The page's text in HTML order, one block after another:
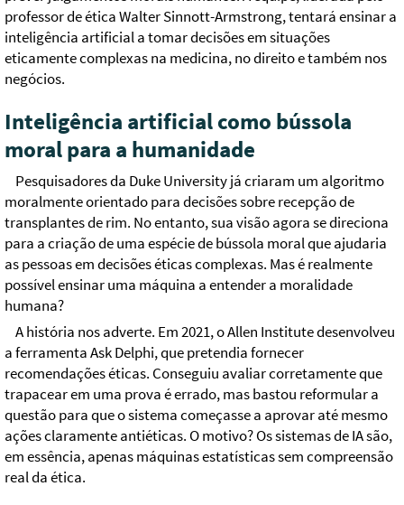
professor de ética Walter Sinnott-Armstrong, tentará ensinar a
inteligência artificial a tomar decisões em situações
eticamente complexas na medicina, no direito e também nos
negócios.
Inteligência artificial como bússola
moral para a humanidade
Pesquisadores da Duke University já criaram um algoritmo
moralmente orientado para decisões sobre recepção de
transplantes de rim. No entanto, sua visão agora se direciona
para a criação de uma espécie de bússola moral que ajudaria
as pessoas em decisões éticas complexas. Mas é realmente
possível ensinar uma máquina a entender a moralidade
humana?
A história nos adverte. Em 2021, o Allen Institute desenvolveu
a ferramenta Ask Delphi, que pretendia fornecer
recomendações éticas. Conseguiu avaliar corretamente que
trapacear em uma prova é errado, mas bastou reformular a
questão para que o sistema começasse a aprovar até mesmo
ações claramente antiéticas. O motivo? Os sistemas de IA são,
em essência, apenas máquinas estatísticas sem compreensão
real da ética.